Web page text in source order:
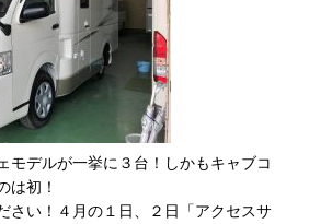
モデルが一挙に３台！しかもキャブコ
は初！
さい！４月の１日、２日「アクセスサ